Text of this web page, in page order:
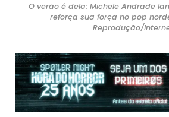
O verão é dela: Michele Andrade
reforça sua força no pop
Reprodução/